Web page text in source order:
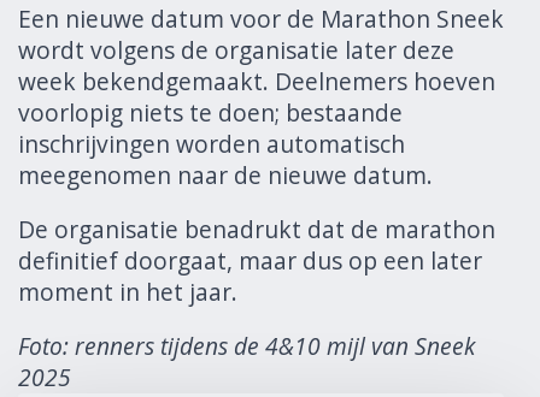
Een nieuwe datum voor de Marathon Sneek
wordt volgens de organisatie later deze
week bekendgemaakt. Deelnemers hoeven
voorlopig niets te doen; bestaande
inschrijvingen worden automatisch
meegenomen naar de nieuwe datum.
De organisatie benadrukt dat de marathon
definitief doorgaat, maar dus op een later
moment in het jaar.
Foto: renners tijdens de 4&10 mijl van Sneek
2025